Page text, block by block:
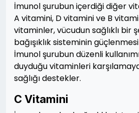
İmunol şurubun içerdiği diğer
A vitamini, D vitamini ve B
vitaminler, vücudun sağlıklı bir
bağışıklık sisteminin
İmunol şurubun düzenli
duyduğu vitaminleri
sağlığı destekler.
C Vitamini